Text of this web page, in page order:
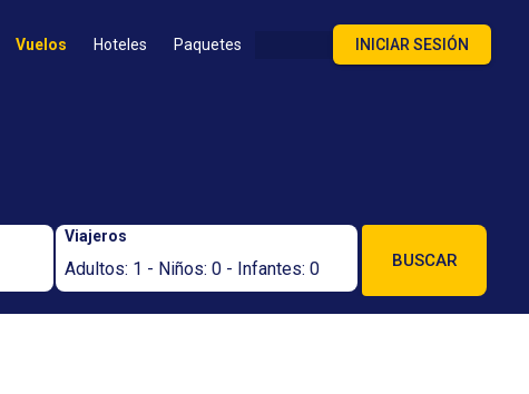
Vuelos Hoteles Paquetes INICIAR SESIÓN
Viajeros
Adultos: 1 - Niños: 0 - Infantes: 0 BUSCAR